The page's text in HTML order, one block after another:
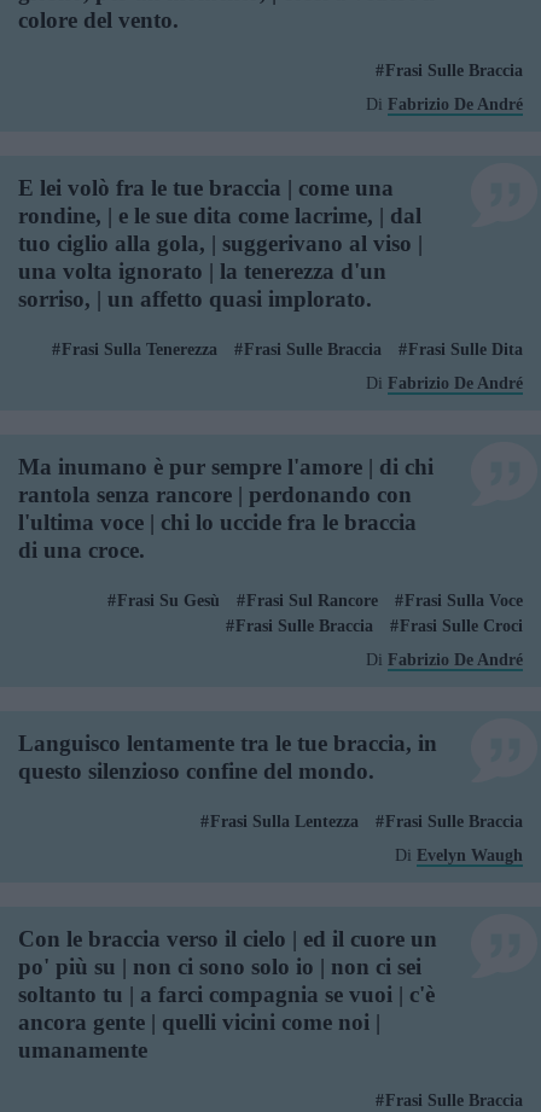
colore del vento.
Frasi Sulle Braccia
Di Fabrizio De André
E lei volò fra le tue braccia | come una
rondine, | e le sue dita come lacrime, | dal
tuo ciglio alla gola, | suggerivano al viso |
una volta ignorato | la tenerezza d'un
sorriso, | un affetto quasi implorato.
Frasi Sulla Tenerezza Frasi Sulle Braccia
Frasi Sulle Dita
Di Fabrizio De André
Ma inumano è pur sempre l'amore | di chi
rantola senza rancore | perdonando con
l'ultima voce | chi lo uccide fra le braccia
di una croce.
Frasi Su Gesù Frasi Sul Rancore
Frasi Sulla Voce
Frasi Sulle Braccia
Frasi Sulle Croci
Di Fabrizio De André
Languisco lentamente tra le tue braccia, in
questo silenzioso confine del mondo.
Frasi Sulla Lentezza
Frasi Sulle Braccia
Di Evelyn Waugh
Con le braccia verso il cielo | ed il cuore un
po' più su | non ci sono solo io | non ci sei
soltanto tu | a farci compagnia se vuoi | c'è
ancora gente | quelli vicini come noi |
umanamente
Frasi Sulle Braccia